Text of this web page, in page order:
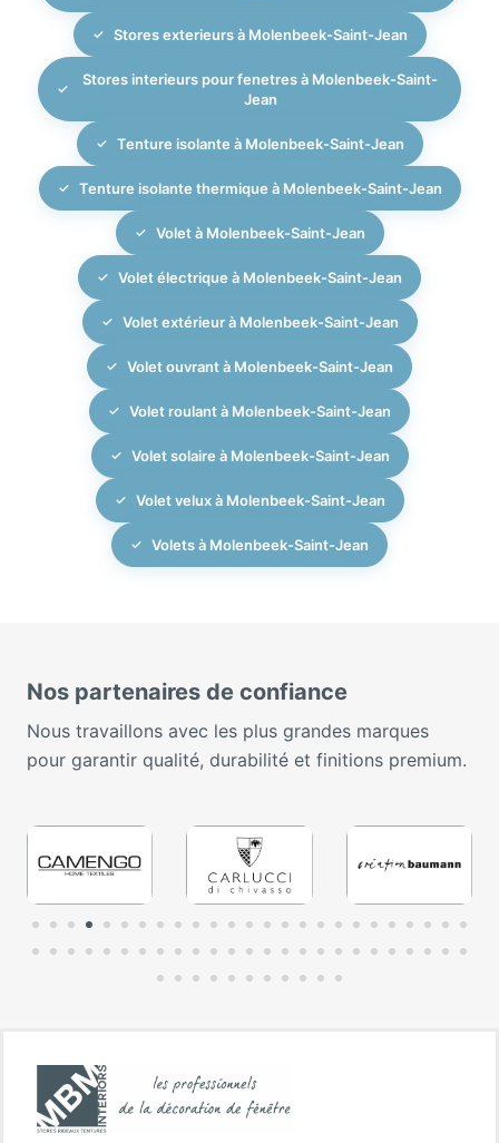
Stores exterieurs à Molenbeek-Saint-Jean
Stores interieurs pour fenetres à Molenbeek-Saint-
Jean
Tenture isolante à Molenbeek-Saint-Jean
Tenture isolante thermique à Molenbeek-Saint-Jean
Volet à Molenbeek-Saint-Jean
Volet électrique à Molenbeek-Saint-Jean
Volet extérieur à Molenbeek-Saint-Jean
Volet ouvrant à Molenbeek-Saint-Jean
Volet roulant à Molenbeek-Saint-Jean
Volet solaire à Molenbeek-Saint-Jean
Volet velux à Molenbeek-Saint-Jean
Volets à Molenbeek-Saint-Jean
Nos partenaires de confiance
Nous travaillons avec les plus grandes marques
pour garantir qualité, durabilité et finitions premium.